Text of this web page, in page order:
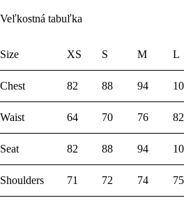
Veľkostná tabuľka
Size XS S M L
Chest 82 88 94
Waist 64 70 76 82
Seat 82 88 94
Shoulders 71 72 74 75